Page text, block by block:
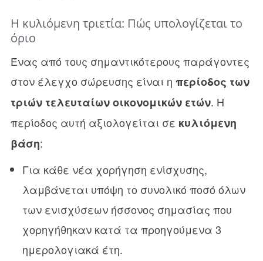
Η κυλιόμενη τριετία: Πώς υπολογίζεται το
όριο
Ένας από τους σημαντικότερους παράγοντες
στον έλεγχο σώρευσης είναι η περίοδος των
τριών τελευταίων οικονομικών ετών. Η
περίοδος αυτή αξιολογείται σε κυλιόμενη
βάση:
Για κάθε νέα χορήγηση ενίσχυσης,
λαμβάνεται υπόψη το συνολικό ποσό όλων
των ενισχύσεων ήσσονος σημασίας που
χορηγήθηκαν κατά τα προηγούμενα 3
ημερολογιακά έτη.